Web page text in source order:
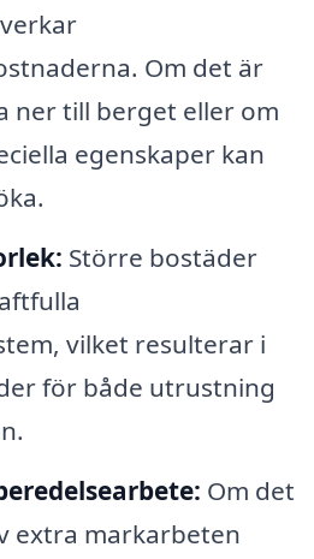
Om det är
ner till berget eller om
egenskaper kan
Större bostäder
vilket resulterar i
för både utrustning
Om det
extra markarbeten